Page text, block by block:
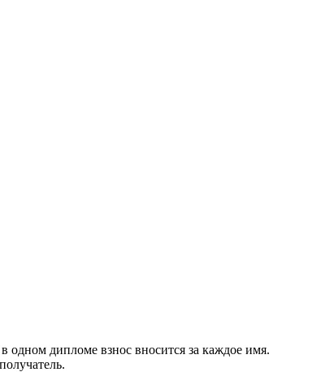
одном дипломе взнос вносится за каждое имя.